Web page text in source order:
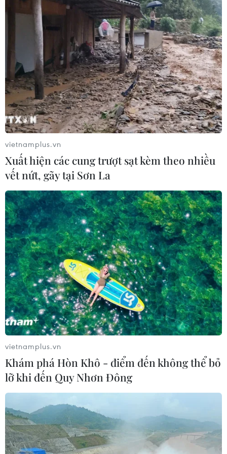
#phòng chống dịch #sản xuất vaccine
#ngân sách
#họp quốc hội
TP. Hà Nội Tp. Hồ Chí Minh
TIN LIÊN QUAN
Đánh giá việc thực hiện Nghị quyết 30 về
chính sách phòng, chống dịch
27/09/2022 06:41
Các địa phương nhận định Chính phủ đã chủ động,
vietnamplus.vn
Xuất hiện các cung trượt sạt kèm theo nhiều
vết nứt, gãy tại Sơn La
vietnamplus.vn
Khám phá Hòn Khô - điểm đến không thể bỏ
lỡ khi đến Quy Nhơn Đông